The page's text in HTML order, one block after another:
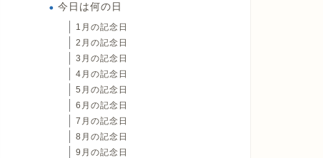
今日は何の日
1月の記念日
2月の記念日
3月の記念日
4月の記念日
5月の記念日
6月の記念日
7月の記念日
8月の記念日
9月の記念日